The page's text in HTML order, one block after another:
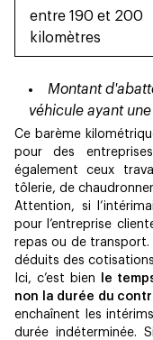
entre 190 et 200
kilomètres
Montant
véhicule ayant
Ce barème
pour des
également ceux
tôlerie, de
Attention, si
pour l’entreprise
repas ou de
déduits des
Ici, c’est bien
le
non la durée du
enchaînent les
durée indéterminée.